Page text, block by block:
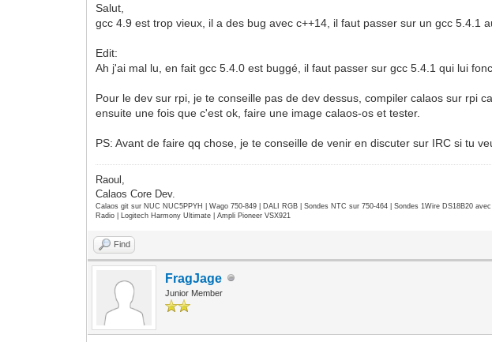
Salut,
gcc 4.9 est trop vieux, il a des bug avec c++14, il faut passer sur un gcc 5.4.1
Edit:
Ah j'ai mal lu, en fait gcc 5.4.0 est buggé, il faut passer sur gcc 5.4.1 qui lui
Pour le dev sur rpi, je te conseille pas de dev dessus, compiler calaos sur rpi
ensuite une fois que c'est ok, faire une image calaos-os et tester.
PS: Avant de faire qq chose, je te conseille de venir en discuter sur IRC si tu
Raoul,
Calaos Core Dev.
Calaos git sur NUC NUC5PPYH | Wago 750-849 | DALI RGB | Sondes NTC sur 750-464 | Sondes 1Wire DS18B20
Radio | Logitech Harmony Ultimate | Ampli Pioneer VSX921
Find
FragJage
Junior Member